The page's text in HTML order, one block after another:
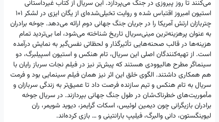
می‌کنند تا روز پیروزی در جنگ می‌پردازد. این سریال از کتاب غیرداستانی
استیون امبروز اقتباس شده و روایت تخیلی‌شده‌ای از یگان ایزی در لشکر ۱۰۱
چتربازان ارتش آمریکا را در جریان جنگ جهانی دوم ارائه می‌دهد. جوخه برادران
به عنوان پرهزینه‌ترین مینی‌سریال تاریخ شناخته می‌شود، اما بی‌تردید تمام
هزینه‌ها در قالب صحنه‌هایی تأثیرگذار و لحظاتی نفس‌گیر به نمایش درآمده
است. از تهیه‌کنندگان اصلی این سریال، تام هنکس و استیون اسپیلبرگ، دو
سینماگر مطرح هالیوودی هستند که پیش‌تر نیز در فیلم نجات سرباز رایان با
هم همکاری داشتند. الگوی خلق این اثر نیز همان فیلم سینمایی بود و فرمت
سریال به تام هنکس و تیم سازنده فرصت داد تا عمیق‌تر به زندگی سربازان و
مأموریت‌های خطرناک‌شان در طول جنگ جهانی بپردازند. در سریال جوخه
برادران بازیگرانی چون دیمین لوئیس، اسکات گرایمز، دیوید شویمر، ران
لیوینگستون، دانی والبرگ، فیلیپ بارانتینی و … بازی کرده‌اند.